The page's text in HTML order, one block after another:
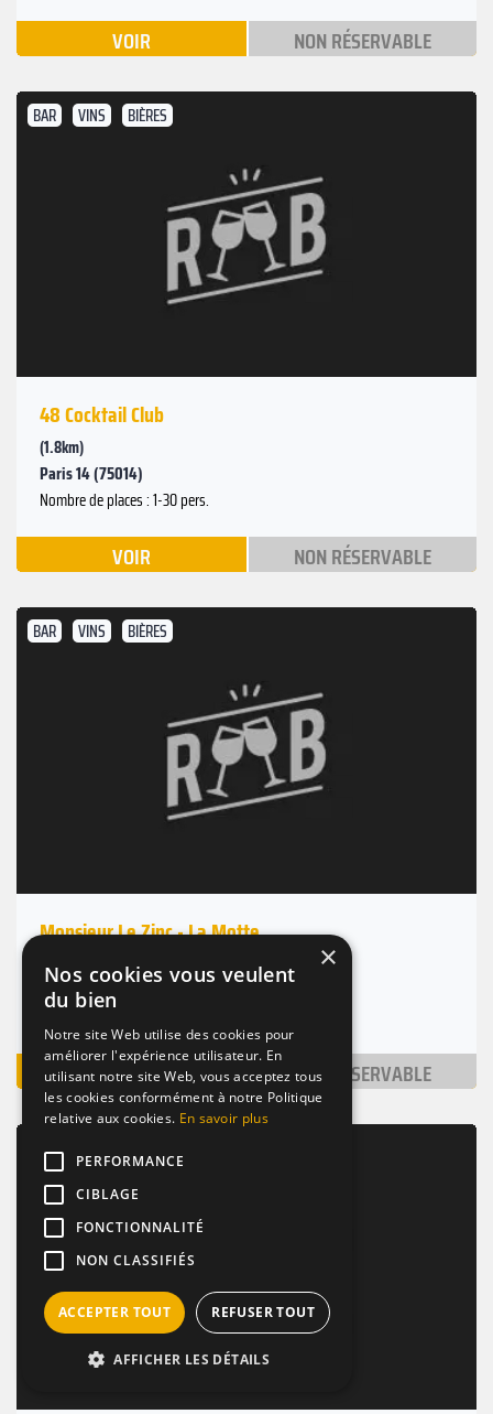
VOIR NON RÉSERVABLE
BAR VINS BIÈRES
48 Cocktail Club
(1.8km)
Paris 14 (75014)
Nombre de places : 1-30 pers.
VOIR NON RÉSERVABLE
BAR VINS BIÈRES
Monsieur Le Zinc - La Motte
(1.0km)
Paris 15 (75015)
VOIR NON RÉSERVABLE
BAR / RESTAURANT
×
Nos cookies vous veulent
du bien
Notre site Web utilise des cookies pour
améliorer l'expérience utilisateur. En
utilisant notre site Web, vous acceptez tous
les cookies conformément à notre Politique
relative aux cookies. En savoir plus
PERFORMANCE
CIBLAGE
FONCTIONNALITÉ
NON CLASSIFIÉS
ACCEPTER TOUT REFUSER TOUT
AFFICHER LES DÉTAILS